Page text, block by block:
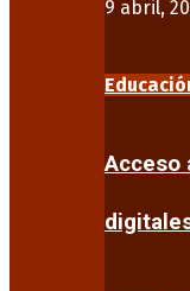
9 abril,
Acceso